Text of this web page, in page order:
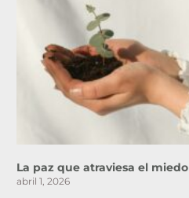
La paz que atraviesa el miedo
abril 1, 2026